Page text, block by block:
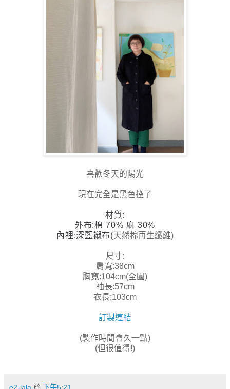
喜歡冬天的陽光
現在完全是黑色控了
材質:
外布:棉 70% 麻 30%
內裡:深藍襯布(天然棉再生纖維)
尺寸:
肩寬:38cm
胸寬:104cm(全圍)
袖長:57cm
衣長:103cm
訂製連結
(製作時間會久一點)
(但很值得!)
e2-lala 於 下午5:21